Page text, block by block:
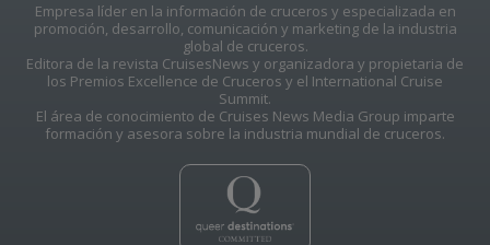
Empresa líder en la información de cruceros y especializada en
promoción, desarrollo, comunicación y marketing de la industria
global de cruceros.
Editora de la revista CruisesNews y organizadora y propietaria de
los Premios Excellence de Cruceros y el International Cruise
Summit.
El área de conocimiento de Cruises News Media Group imparte
formación y asesora sobre la industria mundial de cruceros.